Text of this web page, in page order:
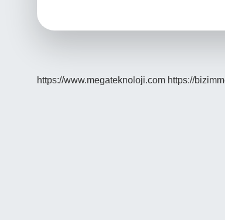
https://www.megateknoloji.com https://